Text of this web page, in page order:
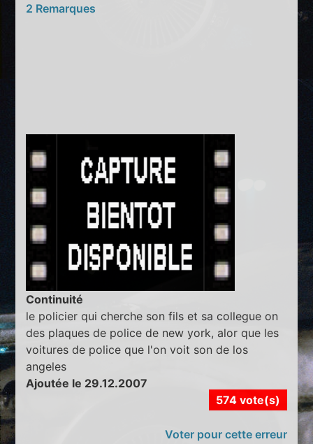
2 Remarques
Continuité
le policier qui cherche son fils et sa collegue on
des plaques de police de new york, alor que les
voitures de police que l'on voit son de los
angeles
Ajoutée le 29.12.2007
574 vote(s)
Voter pour cette erreur